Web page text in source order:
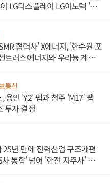
LG디스플레이 LG이노텍 '탈
협력사' X에너지, '한수원 포
트러스에너지와 우라늄 계약
통신
용인 'Y2' 팹과 청주 'M17' 팹
투자 결정
25년 만에 전력산업 구조개편
통합' 넘어 '한전 지주사' 재편